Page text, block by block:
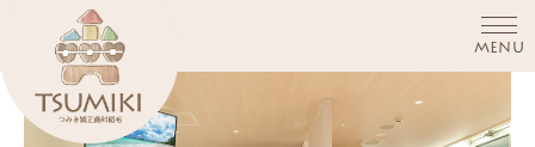
MENU